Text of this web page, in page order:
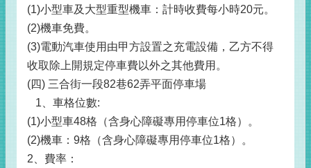
(1)小型車及大型重型機車：計時收費每小時20元。
(2)機車免費。
(3)電動汽車使用由甲方設置之充電設備，乙方不得
收取除上開規定停車費以外之其他費用。
(四) 三合街一段82巷62弄平面停車場
1、車格位數:
(1)小型車48格（含身心障礙專用停車位1格）。
(2)機車：9格（含身心障礙專用停車位1格）。
2、費率：